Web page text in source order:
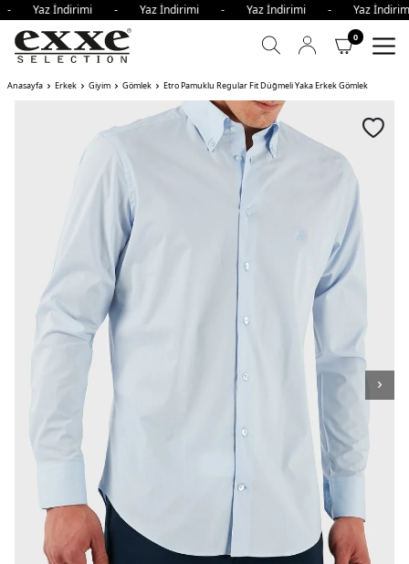
Yaz İndirimi - Yaz İndirimi - Yaz İndirimi - Yaz
0
Anasayfa Erkek Giyim Gömlek Etro Pamuklu Regular Fit Düğmeli Yaka Erkek Gömlek